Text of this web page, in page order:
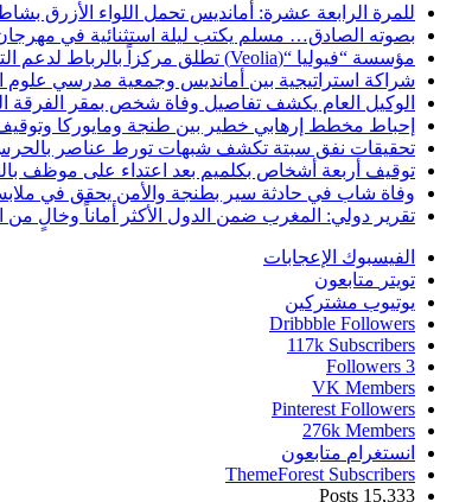
للمرة الرابعة عشرة: أمانديس تحمل اللواء الأزرق
بصوته الصادق… مسلم يكتب ليلة استثنائية في مهرجان
مؤسسة “فيوليا “(Veolia) تطلق مركزاً بالرباط لدعم التدخلات الإنسانية في إفريقيا والشرق الأدنى والشرق الأوسط
شراكة استراتيجية بين أمانديس وجمعية مدرسي علوم
الوكيل العام يكشف تفاصيل وفاة شخص بمقر الفرقة
إحباط مخطط إرهابي خطير بين طنجة ومايوركا وتوقيف 3
تحقيقات نفق سبتة تكشف شبهات تورط عناصر
توقيف أربعة أشخاص بكلميم بعد اعتداء على موظف
وفاة شاب في حادثة سير بطنجة والأمن يحقق في
تقرير دولي: المغرب ضمن الدول الأكثر أماناً وخالٍ من
الفيسبوك الإعجابات
تويتر متابعون
يوتيوب مشتركين
Dribbble Followers
117k Subscribers
3
Followers
VK Members
Pinterest Followers
276k Members
انستغرام متابعون
ThemeForest Subscribers
15,333
Posts